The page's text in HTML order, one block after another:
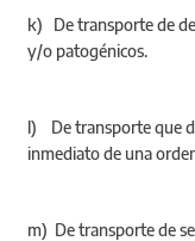
k) De transporte de
y/o patogénicos.
l) De transporte que
inmediato de una
m) De transporte de